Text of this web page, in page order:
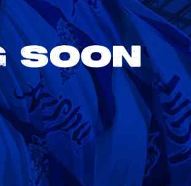
8/22Sat. 18:00
VS
AWAY
メルカリスタジアム